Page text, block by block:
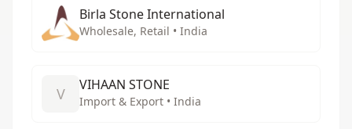
Birla Stone International
Wholesale, Retail • India
V VIHAAN STONE
Import & Export • India